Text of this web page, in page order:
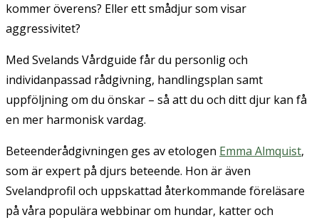
kommer överens? Eller ett smådjur som visar
aggressivitet?
Med Svelands Vårdguide får du personlig och
individanpassad rådgivning, handlingsplan samt
uppföljning om du önskar – så att du och ditt djur kan få
en mer harmonisk vardag.
Beteenderådgivningen ges av etologen Emma Almquist,
som är expert på djurs beteende. Hon är även
Svelandprofil och uppskattad återkommande föreläsare
på våra populära webbinar om hundar, katter och